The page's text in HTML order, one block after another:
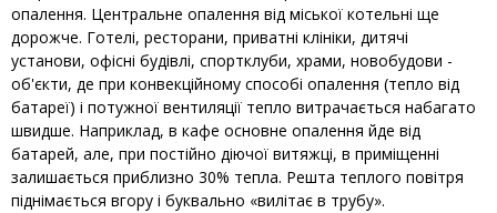
опалення. Центральне опалення від міської котельні ще
дорожче. Готелі, ресторани, приватні клініки, дитячі
установи, офісні будівлі, спортклуби, храми, новобудови -
об'єкти, де при конвекційному способі опалення (тепло від
батареї) і потужної вентиляції тепло витрачається набагато
швидше. Наприклад, в кафе основне опалення йде від
батарей, але, при постійно діючої витяжці, в приміщенні
залишається приблизно 30% тепла. Решта теплого повітря
піднімається вгору і буквально «вилітає в трубу».